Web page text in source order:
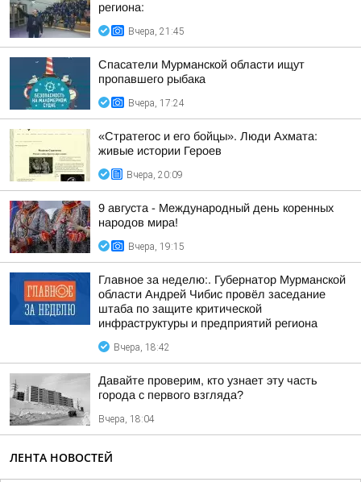
региона:
Вчера, 21:45
Спасатели Мурманской области ищут
пропавшего рыбака
Вчера, 17:24
«Стратегос и его бойцы». Люди Ахмата:
живые истории Героев
Вчера, 20:09
9 августа - Международный день коренных
народов мира!
Вчера, 19:15
Главное за неделю:. Губернатор Мурманской
области Андрей Чибис провёл заседание
штаба по защите критической
инфраструктуры и предприятий региона
Вчера, 18:42
Давайте проверим, кто узнает эту часть
города с первого взгляда?
Вчера, 18:04
ЛЕНТА НОВОСТЕЙ